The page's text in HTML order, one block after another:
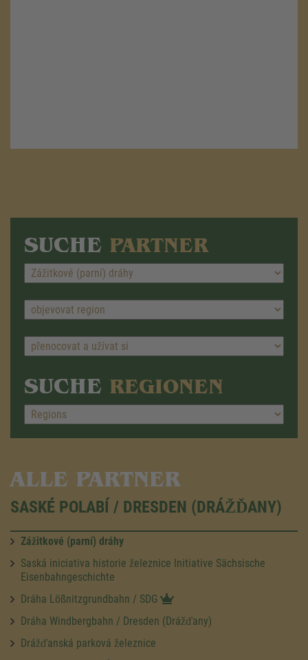
SUCHE PARTNER
SUCHE REGIONEN
ALLE PARTNER
SASKÉ POLABÍ / DRESDEN (DRÁŽĎANY)
Zážitkové (parní) dráhy
Saská iniciativa historie železnice Initiative Sächsische
Eisenbahngeschichte
Dráha Lößnitzgrundbahn / SDG
Dráha Windbergbahn / Dresden (Drážďany)
Drážďanská parková železnice